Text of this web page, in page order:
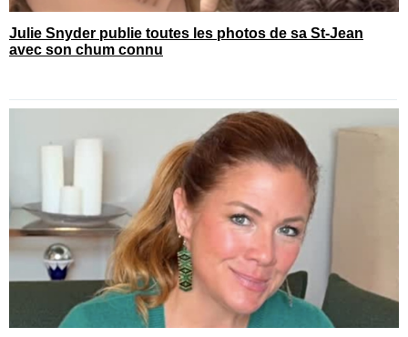
Julie Snyder publie toutes les photos de sa St-Jean
avec son chum connu